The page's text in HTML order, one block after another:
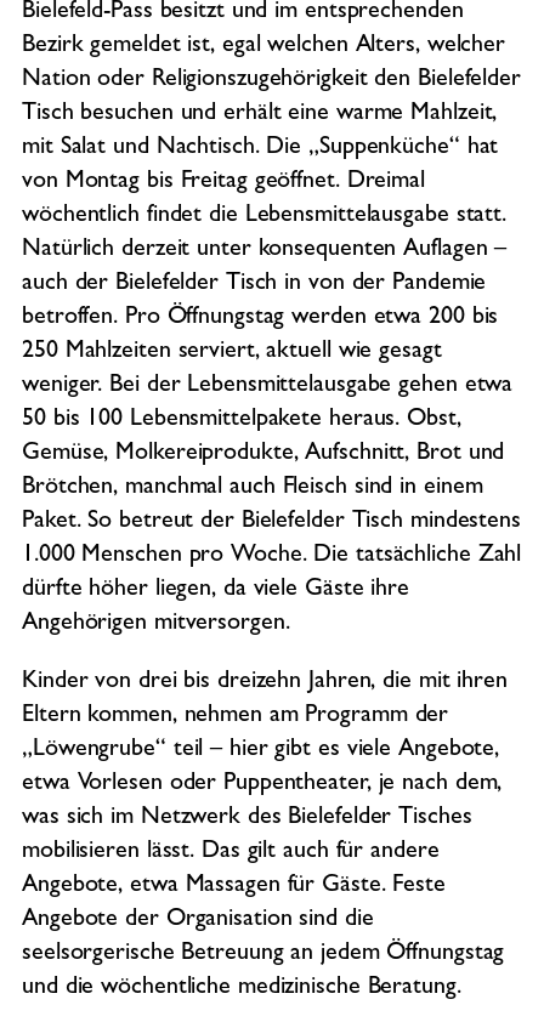
Bielefeld-Pass besitzt und im entsprechenden
Bezirk gemeldet ist, egal welchen Alters, welcher
Nation oder Religionszugehörigkeit den Bielefelder
Tisch besuchen und erhält eine warme Mahlzeit,
mit Salat und Nachtisch. Die „Suppenküche“ hat
von Montag bis Freitag geöffnet. Dreimal
wöchentlich findet die Lebensmittelausgabe statt.
Natürlich derzeit unter konsequenten Auflagen –
auch der Bielefelder Tisch in von der Pandemie
betroffen. Pro Öffnungstag werden etwa 200 bis
250 Mahlzeiten serviert, aktuell wie gesagt
weniger. Bei der Lebensmittelausgabe gehen etwa
50 bis 100 Lebensmittelpakete heraus. Obst,
Gemüse, Molkereiprodukte, Aufschnitt, Brot und
Brötchen, manchmal auch Fleisch sind in einem
Paket. So betreut der Bielefelder Tisch mindestens
1.000 Menschen pro Woche. Die tatsächliche Zahl
dürfte höher liegen, da viele Gäste ihre
Angehörigen mitversorgen.
Kinder von drei bis dreizehn Jahren, die mit ihren
Eltern kommen, nehmen am Programm der
„Löwengrube“ teil – hier gibt es viele Angebote,
etwa Vorlesen oder Puppentheater, je nach dem,
was sich im Netzwerk des Bielefelder Tisches
mobilisieren lässt. Das gilt auch für andere
Angebote, etwa Massagen für Gäste. Feste
Angebote der Organisation sind die
seelsorgerische Betreuung an jedem Öffnungstag
und die wöchentliche medizinische Beratung.